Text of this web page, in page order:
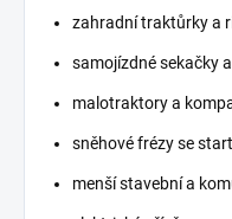
zahradní traktůrky a
samojízdné sekačky
malotraktory a
sněhové frézy se
menší stavební a